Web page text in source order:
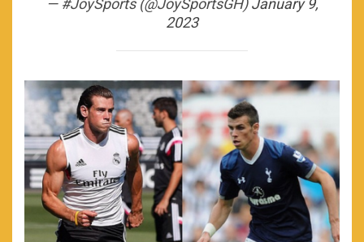
— #JoySports (@JoySportsGH)January 9,
2023